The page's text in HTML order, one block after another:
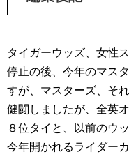
タイガーウッズ、女性
停止の後、今年のマス
すが、マスターズ、そ
健闘しましたが、全英
８位タイと、以前のウ
今年開かれるライダー